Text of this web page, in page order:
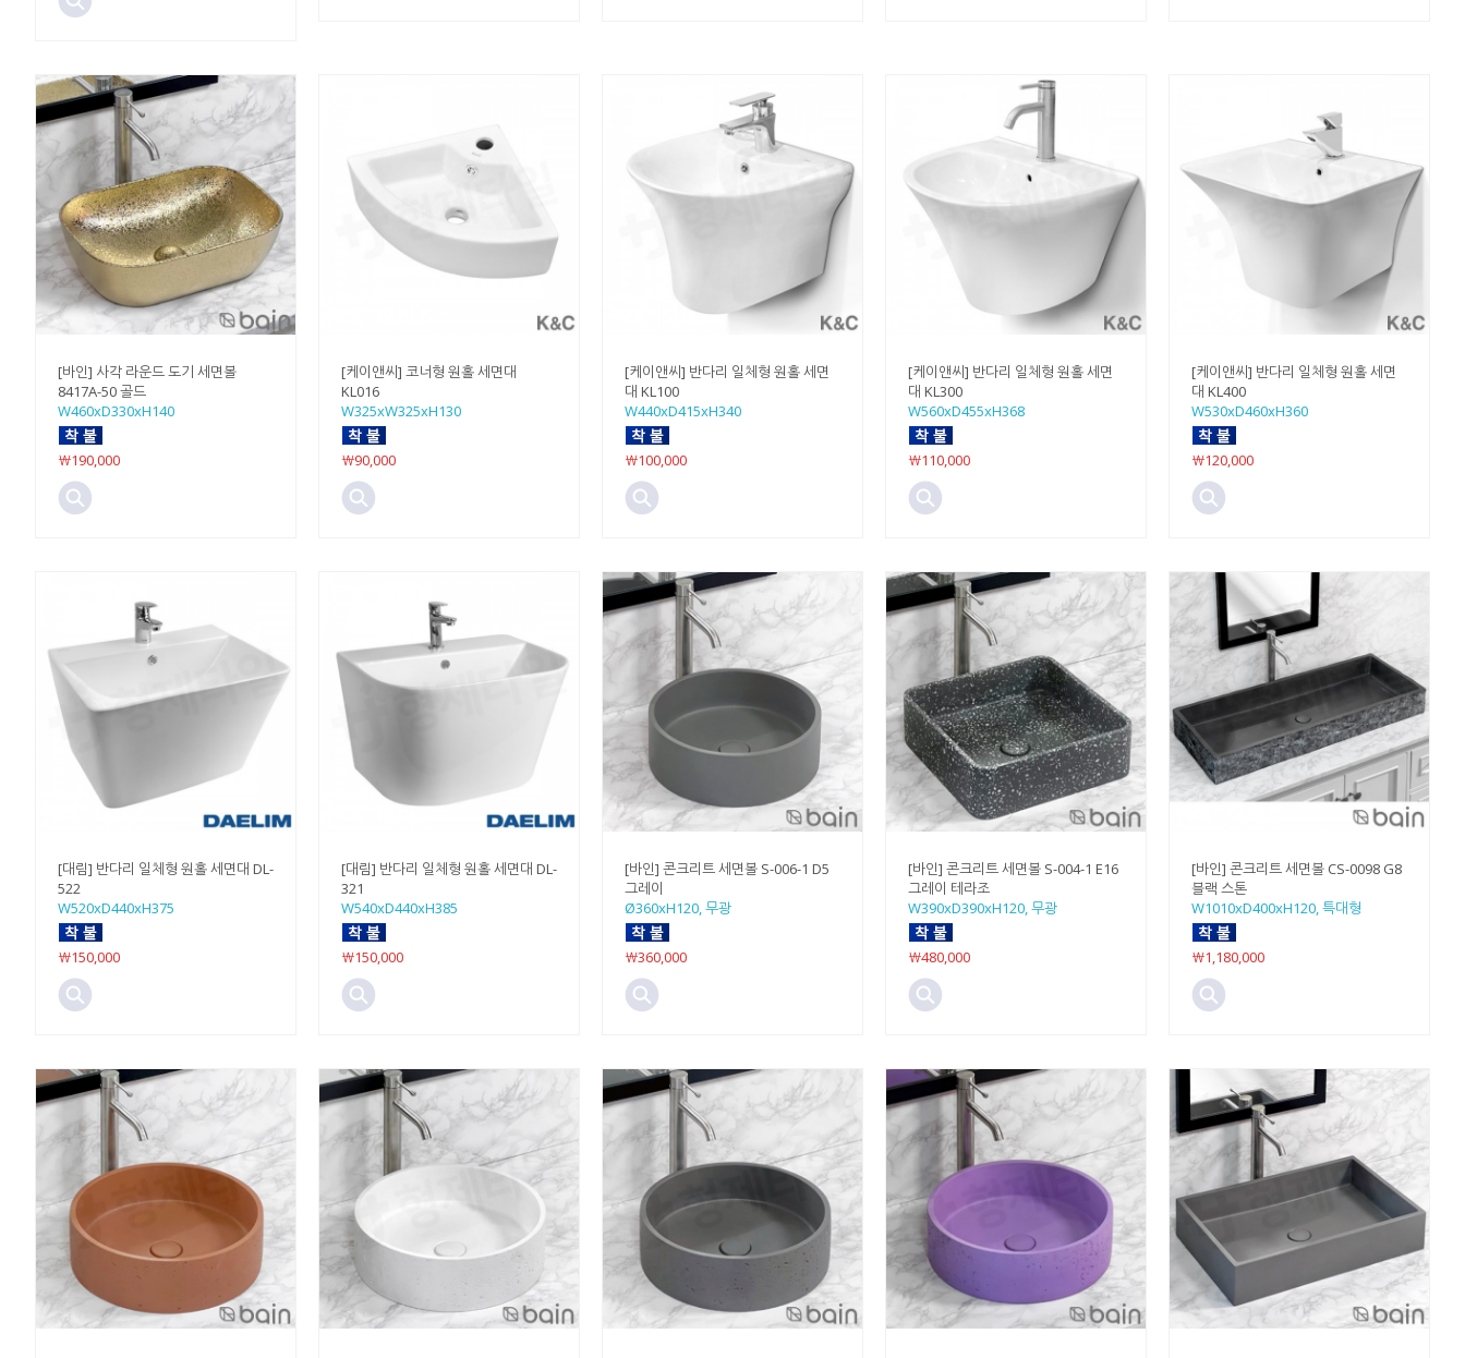
[바인] 사각 라운드 도기 세면볼
8417A-50 골드
W460xD330xH140
￦190,000
[케이앤씨] 코너형 원홀 세면대
KL016
W325xW325xH130
￦90,000
[케이앤씨] 반다리 일체형 원홀 세면
대 KL100
W440xD415xH340
￦100,000
[케이앤씨] 반다리 일체형 원홀 세면
대 KL300
W560xD455xH368
￦110,000
[케이앤씨] 반다리 일체형 원홀 세면
대 KL400
W530xD460xH360
￦120,000
[대림] 반다리 일체형 원홀 세면대 DL-
522
W520xD440xH375
￦150,000
[대림] 반다리 일체형 원홀 세면대 DL-
321
W540xD440xH385
￦150,000
[바인] 콘크리트 세면볼 S-006-1 D5
그레이
Ø360xH120, 무광
￦360,000
[바인] 콘크리트 세면볼 S-004-1 E16
그레이 테라조
W390xD390xH120, 무광
￦480,000
[바인] 콘크리트 세면볼 CS-0098 G8
블랙 스톤
W1010xD400xH120, 특대형
￦1,180,000